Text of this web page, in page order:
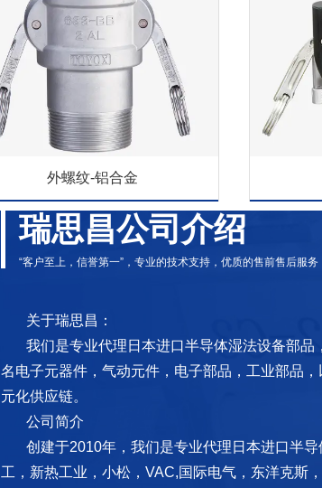
外螺纹-铝合金
瑞思昌公司介绍
“客户至上，信誉第一”，专业的技术支持，优质的售前售后服务
关于瑞思昌：
我们是专业代理日本进口半导体湿法设备部品
名电子元器件，气动元件，电子部品，工业部品
元化供应链。
公司简介
创建于2010年，我们是专业代理日本进口半
工，新热工业，小松，VAC,国际电气，东洋克斯